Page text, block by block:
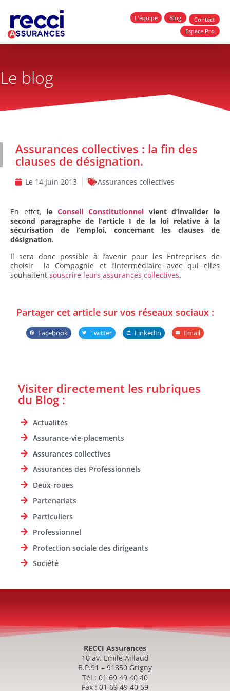
L'équipe Blog
Contact
Espace Pro
Le blog
Assurances collectives : la fin des
clauses de désignation.
Le 14 Juin 2013 Assurances collectives
En effet, leConseil Constitutionnel vient d’invalider le
second paragraphe de l’article I de la loi relative à la
sécurisation de l’emploi, concernant les clauses de
désignation.
Il sera donc possible à l’avenir pour les Entreprises de
choisir la Compagnie et l’intermédiaire avec qui elles
souhaitent souscrire leurs assurances collectives.
Partager cet article sur vos réseaux sociaux :
Facebook Twitter LinkedIn Email
Visiter directement les rubriques
du Blog :
Actualités
Assurance-vie-placements
Assurances collectives
Assurances des Professionnels
Deux-roues
Partenariats
Particuliers
Professionnel
Protection sociale des dirigeants
Société
RECCI Assurances
10 av. Emile Aillaud
B.P.91 – 91350 Grigny
Tél : 01 69 49 40 40
Fax : 01 69 49 40 59